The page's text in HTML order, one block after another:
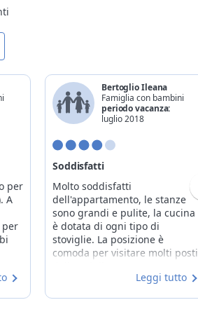
per
A
per
Bertoglio Ileana
Famiglia con bambini
periodo vacanza:
luglio 2018
Soddisfatti
Molto soddisfatti
dell'appartamento, le stanze
sono grandi e pulite, la cucina
è dotata di ogni tipo di
stoviglie. La posizione è
comoda per visitare molti posti
Leggi tutto